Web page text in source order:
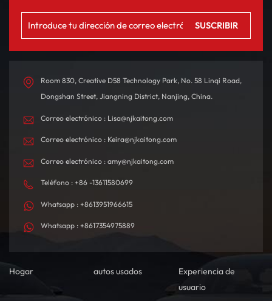
Room 830, Creative D58 Technology Park, No. 58 Linqi Road,
Dongshan Street, Jiangning District, Nanjing, China.
Correo electrónico : Lisa@njkaitong.com
Correo electrónico : Keira@njkaitong.com
Correo electrónico : amy@njkaitong.com
Teléfono : +86 -13611580699
Whatsapp : +8613951966615
Whatsapp : +8617354975889
Hogar autos usados
Experiencia de
usuario